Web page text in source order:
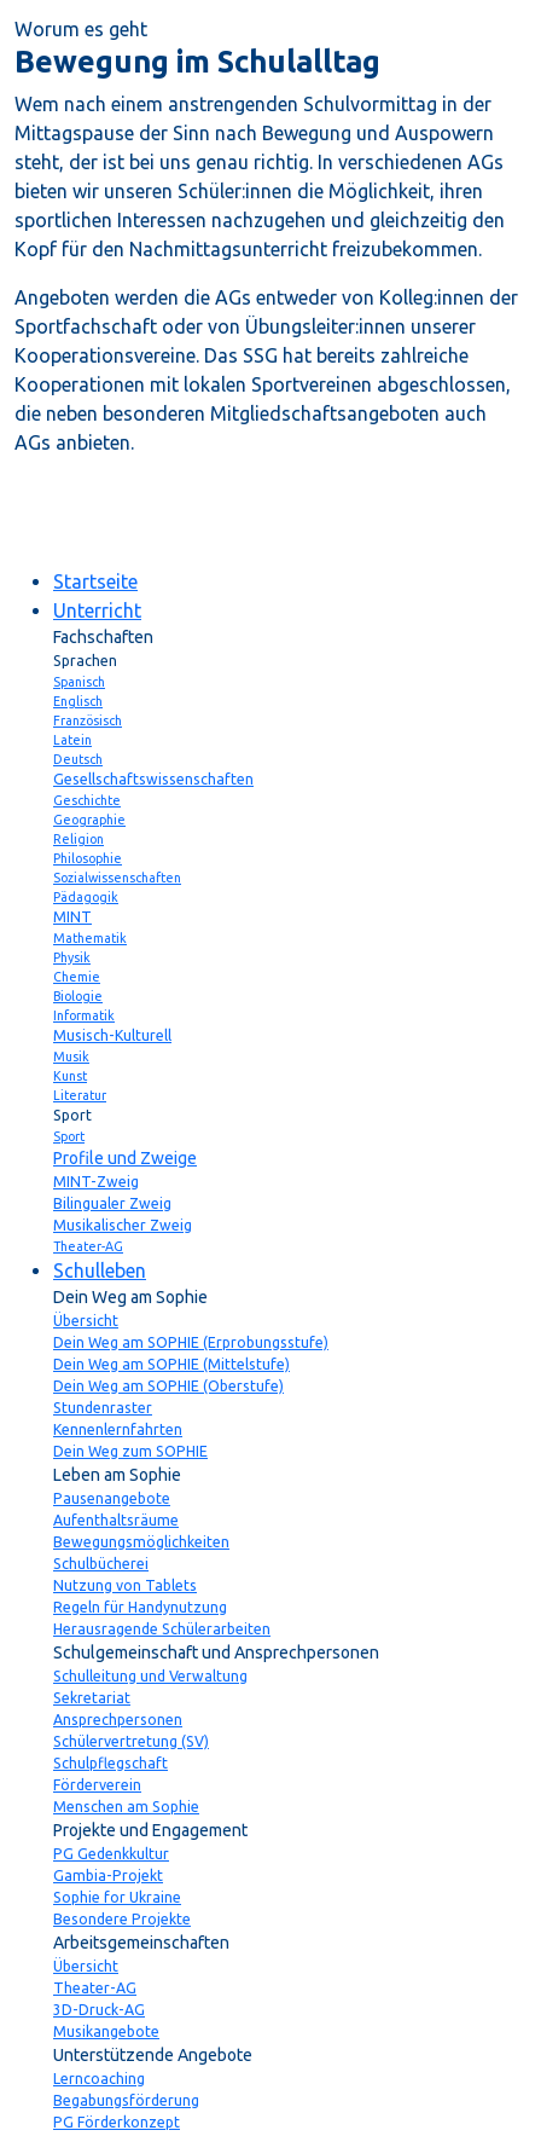
Worum es geht
Bewegung im Schulalltag
Wem nach einem anstrengenden Schulvormittag in der
Mittagspause der Sinn nach Bewegung und Auspowern
steht, der ist bei uns genau richtig. In verschiedenen AGs
bieten wir unseren Schüler:innen die Möglichkeit, ihren
sportlichen Interessen nachzugehen und gleichzeitig den
Kopf für den Nachmittagsunterricht freizubekommen.
Angeboten werden die AGs entweder von Kolleg:innen der
Sportfachschaft oder von Übungsleiter:innen unserer
Kooperationsvereine. Das SSG hat bereits zahlreiche
Kooperationen mit lokalen Sportvereinen abgeschlossen,
die neben besonderen Mitgliedschaftsangeboten auch
AGs anbieten.
Startseite
Unterricht
Fachschaften
Sprachen
Spanisch
Englisch
Französisch
Latein
Deutsch
Gesellschaftswissenschaften
Geschichte
Geographie
Religion
Philosophie
Sozialwissenschaften
Pädagogik
MINT
Mathematik
Physik
Chemie
Biologie
Informatik
Musisch-Kulturell
Musik
Kunst
Literatur
Sport
Sport
Profile und Zweige
MINT-Zweig
Bilingualer Zweig
Musikalischer Zweig
Theater-AG
Schulleben
Dein Weg am Sophie
Übersicht
Dein Weg am SOPHIE (Erprobungsstufe)
Dein Weg am SOPHIE (Mittelstufe)
Dein Weg am SOPHIE (Oberstufe)
Stundenraster
Kennenlernfahrten
Dein Weg zum SOPHIE
Leben am Sophie
Pausenangebote
Aufenthaltsräume
Bewegungsmöglichkeiten
Schulbücherei
Nutzung von Tablets
Regeln für Handynutzung
Herausragende Schülerarbeiten
Schulgemeinschaft und Ansprechpersonen
Schulleitung und Verwaltung
Sekretariat
Ansprechpersonen
Schülervertretung (SV)
Schulpflegschaft
Förderverein
Menschen am Sophie
Projekte und Engagement
PG Gedenkkultur
Gambia-Projekt
Sophie for Ukraine
Besondere Projekte
Arbeitsgemeinschaften
Übersicht
Theater-AG
3D-Druck-AG
Musikangebote
Unterstützende Angebote
Lerncoaching
Begabungsförderung
PG Förderkonzept